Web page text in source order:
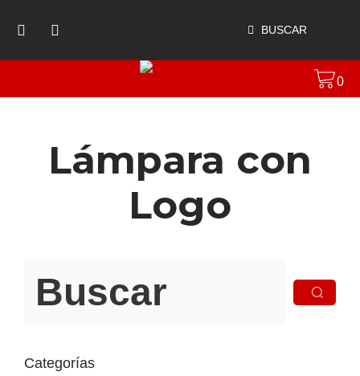
BUSCAR
0
Lámpara con
Logo
Categorías